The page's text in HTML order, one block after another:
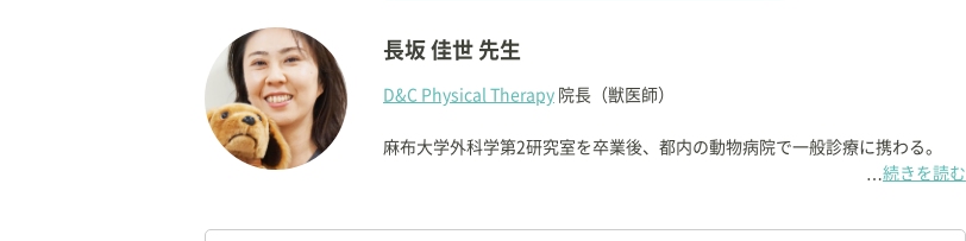
長坂 佳世 先生
D&C Physical Therapy 院長（獣医師）
麻布大学外科学第2研究室を卒業後、都内の動物病院で一般診療に携わる。
◇2006年：CHI Institute（フロリダ州）にて鍼治療認定資格（CVA）、マッサ
…続きを読む